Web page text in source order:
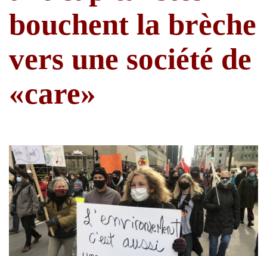
bouchent la brèche
vers une société de
«care»